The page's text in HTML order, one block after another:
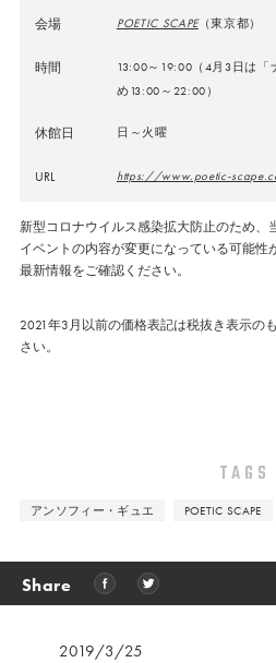
会場 POETIC SCAPE（東京都）
時間
13:00～19:00（4月3日は
め13:00～22:00）
休館日 日～火曜
URL https://www.poetic-
新型コロナウイルス感染拡大防止のため、
イベントの内容が変更になっている可能性
最新情報をご確認ください。
2021年3月以前の価格表記は税抜き表示の
さい。
TAGS
アンソフィー・ギュエ POETIC SCAPE
Share
2019/3/25